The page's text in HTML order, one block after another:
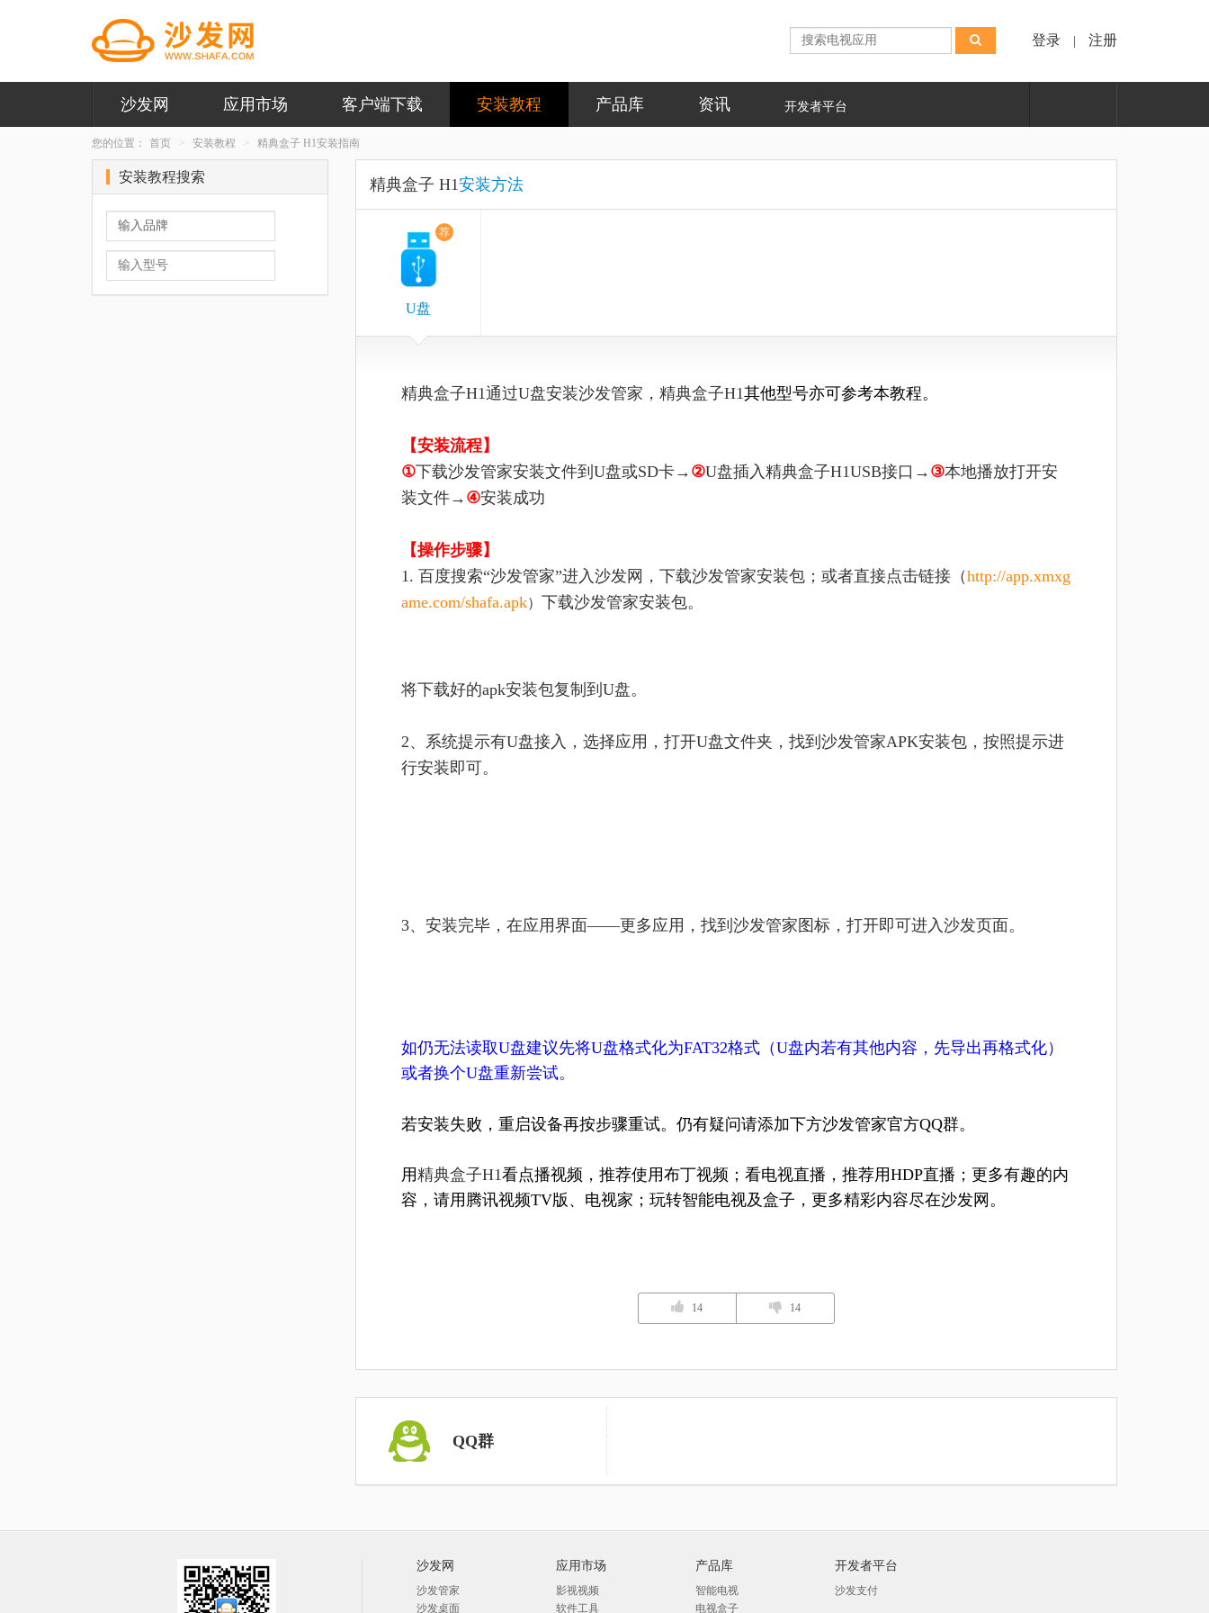
登录 注册
沙发网 应用市场 客户端下载 安装教程 产品库 资讯 开发者平台
您的位置： 首页 安装教程 精典盒子 H1安装指南
精典盒子 H1安装方法
荐
U盘
精典盒子H1通过U盘安装沙发管家，精典盒子H1其他型号亦可参考本教程。
【安装流程】
①下载沙发管家安装文件到U盘或SD卡→ ②U盘插入精典盒子H1USB接口→ ③本地播放打开安
装文件→ ④安装成功
【操作步骤】
1. 百度搜索“沙发管家”进入沙发网，下载沙发管家安装包；或者直接点击链接（http://app.xmxg
ame.com/shafa.apk） 下载沙发管家安装包。
将下载好的apk安装包复制到U盘。
2、系统提示有U盘接入，选择应用，打开U盘文件夹，找到沙发管家APK安装包，按照提示进
行安装即可。
3、安装完毕，在应用界面——更多应用，找到沙发管家图标，打开即可进入沙发页面。
如仍无法读取U盘建议先将U盘格式化为FAT32格式（U盘内若有其他内容，先导出再格式化）
或者换个U盘重新尝试。
若安装失败，重启设备再按步骤重试。仍有疑问请添加下方沙发管家官方QQ群。
用精典盒子H1看点播视频，推荐使用布丁视频；看电视直播，推荐用HDP直播 ；更多有趣的内
容，请用 腾讯视频TV版 、 电视家 ；玩转智能电视及盒子，更多精彩内容尽在沙发网。
14 14
QQ群
安装教程搜索
沙发网
沙发管家
沙发桌面
应用市场
影视视频
软件工具
产品库
智能电视
电视盒子
开发者平台
沙发支付